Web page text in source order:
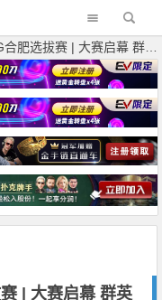
聚，决战线合肥！霸都杯A组174人参赛，李靖晶领衔44人晋级
| 大赛启幕 群英